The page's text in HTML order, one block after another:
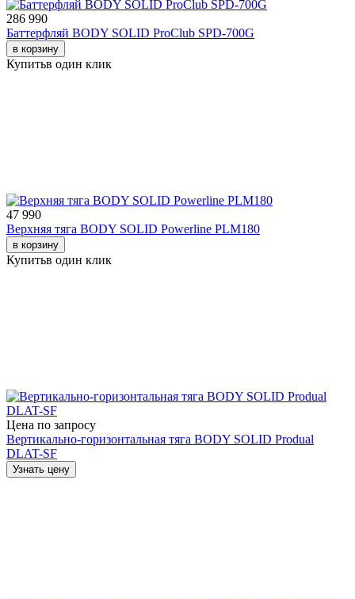
286 990
Баттерфляй BODY SOLID ProClub SPD-700G
в корзину
Купитьв один клик
47 990
Верхняя тяга BODY SOLID Powerline PLM180
в корзину
Купитьв один клик
Цена по запросу
Вертикально-горизонтальная тяга BODY SOLID Produal
DLAT-SF
Узнать цену